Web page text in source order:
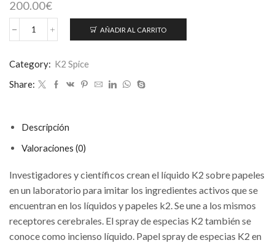
200.00€
k2
on
letter
AÑADIR AL CARRITO
Category: K2 Spice
Share:
Descripción
Valoraciones (0)
Investigadores y científicos crean el líquido K2 sobre papeles
en un laboratorio para imitar los ingredientes activos que se
encuentran en los líquidos y papeles k2. Se une a los mismos
receptores cerebrales. El spray de especias K2 también se
conoce como incienso líquido. Papel spray de especias K2 en